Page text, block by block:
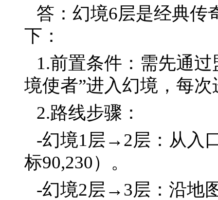
答：幻境6层是经典传
下：
1.前置条件：需先通
境使者”进入幻境，每
2.路线步骤：
-幻境1层→2层：从入
标90,230）。
-幻境2层→3层：沿地